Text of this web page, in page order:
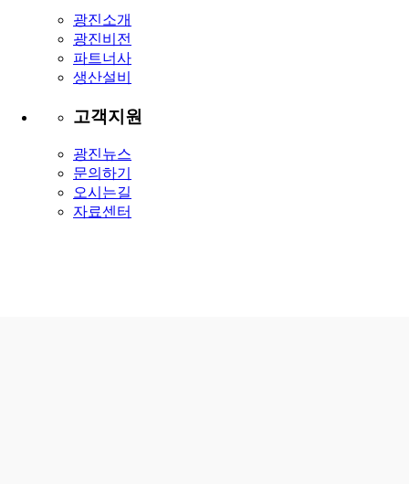
광진소개
광진비전
파트너사
생산설비
고객지원
광진뉴스
문의하기
오시는길
자료센터